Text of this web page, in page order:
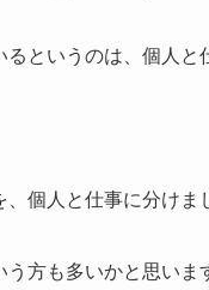
というのは、個人と
個人と仕事に分けま
方も多いかと思いま